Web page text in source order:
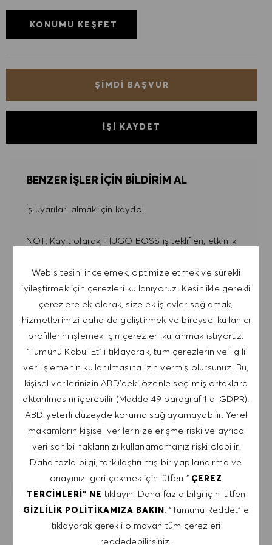
Web sitesini incelemek, optimize etmek ve sürekli
iyileştirmek için çerezleri kullanıyoruz. Kesinlikle gerekli
çerezlere ek olarak, size ek işlevler sağlamak,
hizmetlerimizi daha da geliştirmek ve bireysel kullanıcı
profillerini işlemek için çerezleri kullanmak istiyoruz.
"Tümünü Kabul Et" i tıklayarak, tüm çerezlerin ve ilgili
veri işlemenin kullanılmasına izin vermiş olursunuz. Bu,
kişisel verilerinizin ABD'deki özenle seçilmiş ortaklara
aktarılmasını içerebilir (Madde 49 paragraf 1 a. GDPR).
ABD yeterli düzeyde koruma sağlayamayabilir. Yerel
makamların kişisel verilerinize erişme riski ve ayrıca
veri sahibi haklarınızı kullanamamanız riski olabilir.
Daha fazla bilgi, farklılaştırılmış bir yapılandırma ve
onayınızı geri çekmek için lütfen " ÇEREZ
TERCIHLERI" NE tıklayın. Daha fazla bilgi için lütfen
GIZLILIK POLITIKAMIZA BAKIN . "Tümünü Reddet" e
tıklayarak gerekli olmayan tüm çerezleri
reddedebilirsiniz.
KONUMU KEŞFET
ŞIMDI BAŞVUR
İŞI KAYDET
BENZER IŞLER IÇIN BILDIRIM AL
İş uyarıları almak için kaydol.
NOT: Kayıt olarak, HUGO BOSS iş teklifleri, etkinlik
e-postalar almayı kabul ediyorum. Bu e-
postalardan istediğim zaman, örneğin her e-
postada bulunan bağlantıya tıklayarak,
çıkabileceğimi kabul ediyorum. Kişisel verilerimin
GIZLILIK POLITIKASI'na uygun olarak
işleneceğini kabul ediyorum.
E-posta adresini gir (Gerekli)
UYARILARI YÖNET
İLGI ALANLARINA GÖRE ÖZEL IŞ
ÖNERILERI AL.